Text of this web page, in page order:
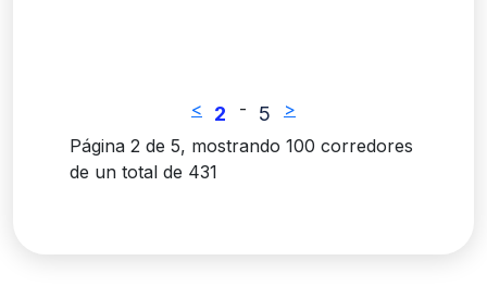
< 2 - 5
>
Página 2 de 5, mostrando 100 corredores
de un total de 431